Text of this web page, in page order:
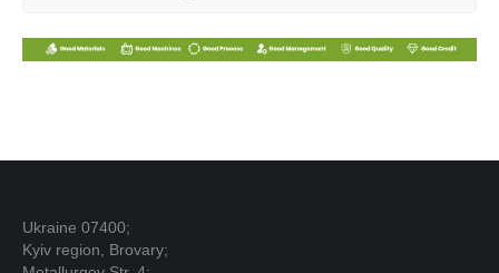
Ukraine 07400;
Kyiv region, Brovary;